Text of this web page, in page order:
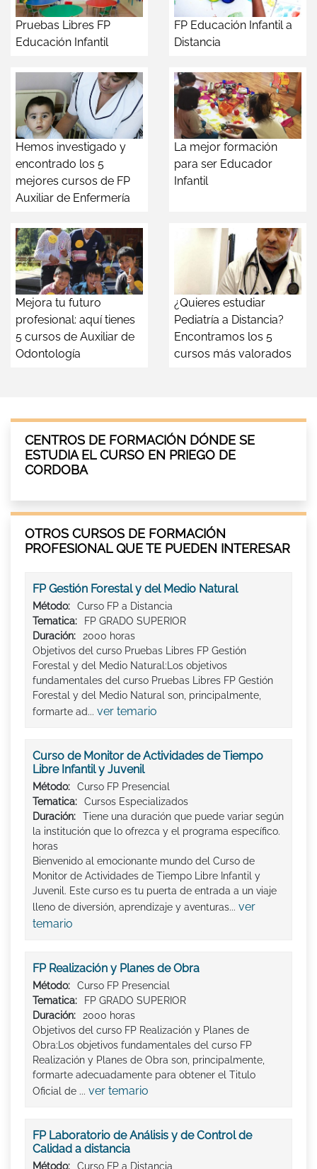
Pruebas Libres FP
Educación Infantil
FP Educación Infantil a
Distancia
Hemos investigado y
encontrado los 5
mejores cursos de FP
Auxiliar de Enfermería
La mejor formación
para ser Educador
Infantil
Mejora tu futuro
profesional: aquí tienes
5 cursos de Auxiliar de
Odontología
¿Quieres estudiar
Pediatría a Distancia?
Encontramos los 5
cursos más valorados
CENTROS DE FORMACIÓN DÓNDE SE
ESTUDIA EL CURSO EN PRIEGO DE
CORDOBA
OTROS CURSOS DE FORMACIÓN
PROFESIONAL QUE TE PUEDEN INTERESAR
FP Gestión Forestal y del Medio Natural
Método:
Curso FP a Distancia
Tematica:
FP GRADO SUPERIOR
Duración:
2000 horas
Objetivos del curso Pruebas Libres FP Gestión
Forestal y del Medio Natural:Los objetivos
fundamentales del curso Pruebas Libres FP Gestión
Forestal y del Medio Natural son, principalmente,
formarte ad... ver temario
Curso de Monitor de Actividades de Tiempo
Libre Infantil y Juvenil
Método:
Curso FP Presencial
Tematica:
Cursos Especializados
Duración:
Tiene una duración que puede variar según
la institución que lo ofrezca y el programa específico.
horas
Bienvenido al emocionante mundo del Curso de
Monitor de Actividades de Tiempo Libre Infantil y
Juvenil. Este curso es tu puerta de entrada a un viaje
lleno de diversión, aprendizaje y aventuras... ver
temario
FP Realización y Planes de Obra
Método:
Curso FP Presencial
Tematica:
FP GRADO SUPERIOR
Duración:
2000 horas
Objetivos del curso FP Realización y Planes de
Obra:Los objetivos fundamentales del curso FP
Realización y Planes de Obra son, principalmente,
formarte adecuadamente para obtener el Titulo
Oficial de ... ver temario
FP Laboratorio de Análisis y de Control de
Calidad a distancia
Método: Curso FP a Distancia